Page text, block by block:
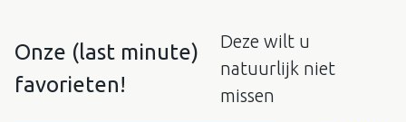
Onze (last minute)
favorieten!
Deze wilt u
natuurlijk niet
missen